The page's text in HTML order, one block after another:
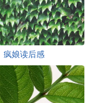
疯娘读后感